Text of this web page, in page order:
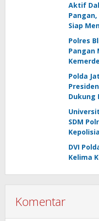
Aktif
Siap
Polres
Pangan
Polda
Dukung
Mapolda
SDM
DVI
Kelima
Komentar